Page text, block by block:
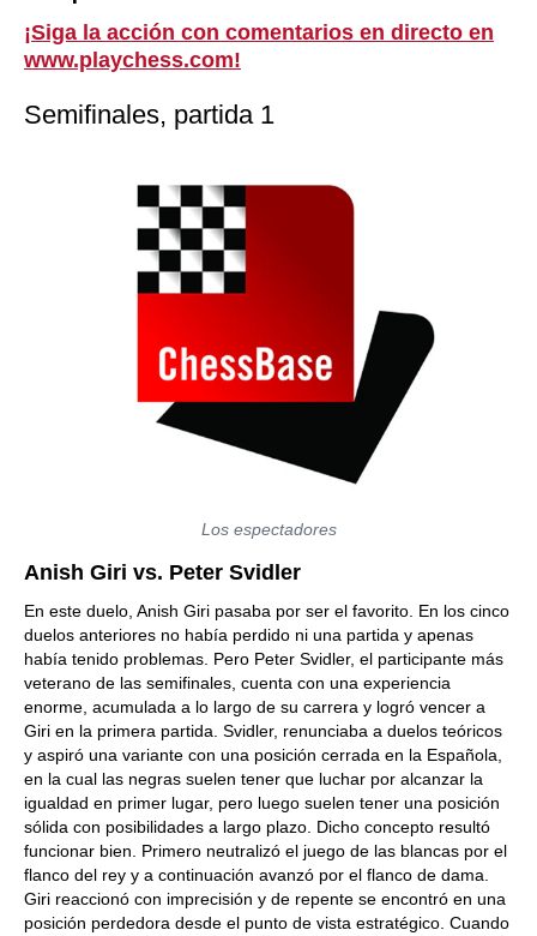
¡Siga la acción con comentarios en directo en
www.playchess.com!
Semifinales, partida 1
Los espectadores
Anish Giri vs. Peter Svidler
En este duelo, Anish Giri pasaba por ser el favorito. En los cinco
duelos anteriores no había perdido ni una partida y apenas
había tenido problemas. Pero Peter Svidler, el participante más
veterano de las semifinales, cuenta con una experiencia
enorme, acumulada a lo largo de su carrera y logró vencer a
Giri en la primera partida. Svidler, renunciaba a duelos teóricos
y aspiró una variante con una posición cerrada en la Española,
en la cual las negras suelen tener que luchar por alcanzar la
igualdad en primer lugar, pero luego suelen tener una posición
sólida con posibilidades a largo plazo. Dicho concepto resultó
funcionar bien. Primero neutralizó el juego de las blancas por el
flanco del rey y a continuación avanzó por el flanco de dama.
Giri reaccionó con imprecisión y de repente se encontró en una
posición perdedora desde el punto de vista estratégico. Cuando